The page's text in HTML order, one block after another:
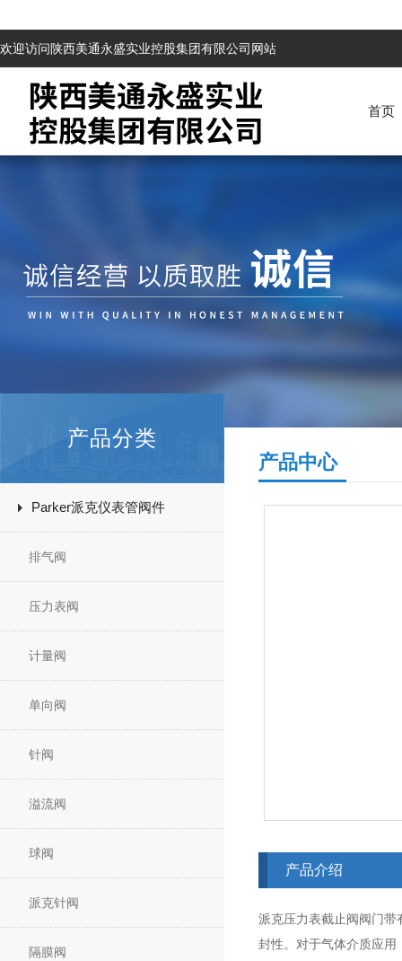
欢迎访问陕西美通永盛实业控股集团有限公司网站
首页
产品分类
Parker派克仪表管阀件
排气阀
压力表阀
计量阀
单向阀
针阀
溢流阀
球阀
派克针阀
隔膜阀
产品中心
产品介绍
派克压力表截止阀阀门带
封性。对于气体介质应用